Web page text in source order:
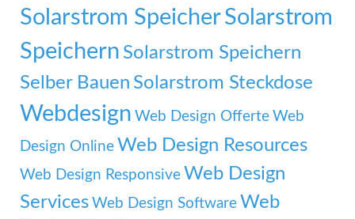
Solarstrom SpeicherSolarstrom
Speichern Solarstrom Speichern
Selber Bauen Solarstrom Steckdose
Webdesign Web Design Offerte Web
Design Online Web Design Resources
Web Design Responsive Web Design
Services Web Design Software Web